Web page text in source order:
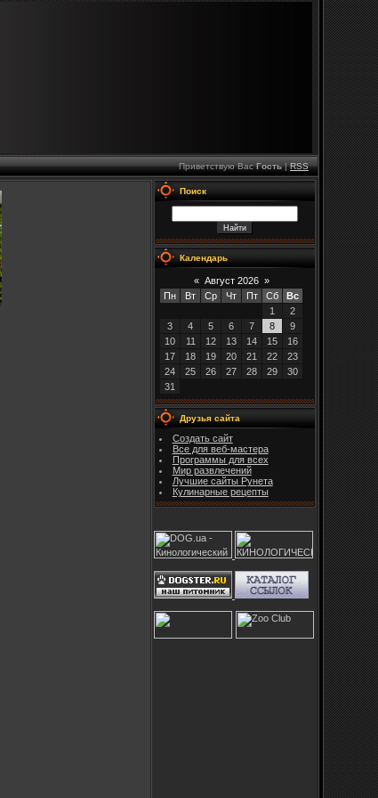
Приветствую Вас Гость|RSS
Поиск
Календарь
« Август 2026 »
Пн
Вт Ср Чт Пт Сб
Вс
1
2
3
4 5 6 7 8
9
10
11 12 13 14 15
16
17
18 19 20 21 22
23
24
25 26 27 28 29
30
31
Друзья сайта
Создать сайт
Все для веб-мастера
Программы для всех
Мир развлечений
Лучшие сайты Рунета
Кулинарные рецепты